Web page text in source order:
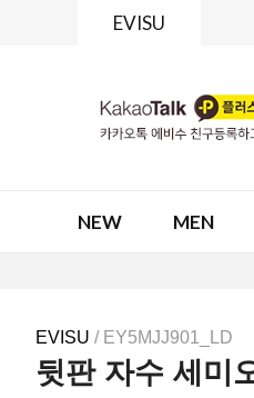
EVISU
NEW MEN
EVISU / EY5MJJ901_LD
뒷판 자수 세미